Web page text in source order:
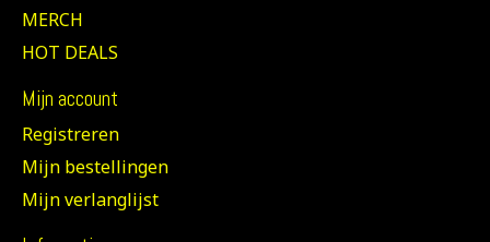
MERCH
HOT DEALS
Mijn account
Registreren
Mijn bestellingen
Mijn verlanglijst